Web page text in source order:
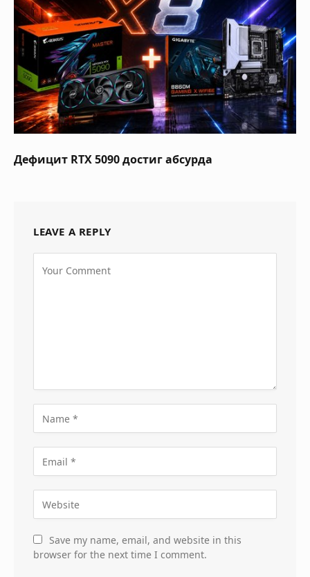
Дефицит RTX 5090 достиг абсурда
LEAVE A REPLY
Save my name, email, and website in this
browser for the next time I comment.